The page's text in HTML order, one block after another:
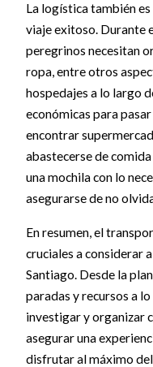
La logística también
viaje exitoso. Durante
peregrinos necesitan
ropa, entre otros
hospedajes a lo largo
económicas para
encontrar
abastecerse de
una mochila con lo
asegurarse de no
En resumen, el
cruciales a considerar
Santiago. Desde la
paradas y recursos a
investigar y organizar
asegurar una
disfrutar al máximo